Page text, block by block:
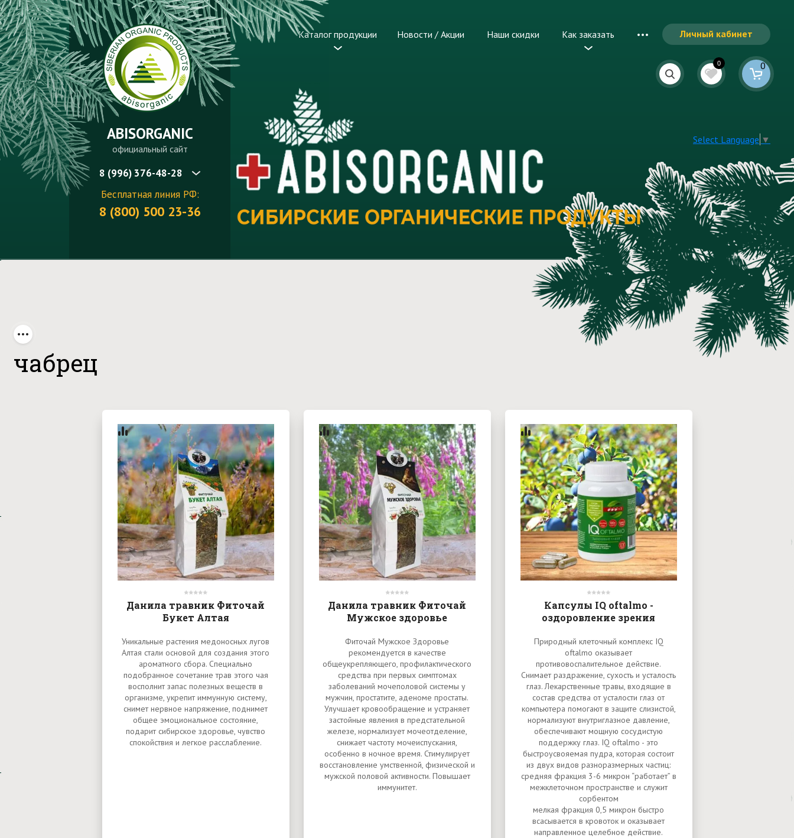
ABISORGANIC
официальный сайт
8 (996) 376-48-28
Бесплатная линия РФ:
8 (800) 500 23-36
Каталог продукции Новости / Акции Наши скидки Как заказать Личный кабинет
0 0
Select Language ▼
чабрец
чабрец
Данила травник Фиточай
Букет Алтая
Уникальные растения медоносных лугов
Алтая стали основой для создания этого
ароматного сбора. Специально
подобранное сочетание трав этого чая
восполнит запас полезных веществ в
организме, укрепит иммунную систему,
снимет нервное напряжение, поднимет
общее эмоциональное состояние,
подарит сибирское здоровье, чувство
спокойствия и легкое расслабление.
Данила травник Фиточай
Мужское здоровье
Фиточай Мужское Здоровье
рекомендуется в качестве
общеукрепляющего, профилактического
средства при первых симптомах
заболеваний мочеполовой системы у
мужчин, простатите, аденоме простаты.
Улучшает кровообращение и устраняет
застойные явления в предстательной
железе, нормализует мочеотделение,
снижает частоту мочеиспускания,
особенно в ночное время. Стимулирует
восстановление умственной, физической и
мужской половой активности. Повышает
иммунитет.
Капсулы IQ oftalmo -
оздоровление зрения
Природный клеточный комплекс IQ
oftalmo оказывает
противовоспалительное действие.
Снимает раздражение, сухость и усталость
глаз. Лекарственные травы, входящие в
состав средства от усталости глаз от
компьютера помогают в защите слизистой,
нормализуют внутриглазное давление,
обеспечивают мощную сосудистую
поддержку глаз. IQ oftalmo - это
быстроусвояемая пудра, которая состоит
из двух видов разноразмерных частиц:
средняя фракция 3-6 микрон “работает” в
межклеточном пространстве и служит
сорбентом
мелкая фракция 0,5 микрон быстро
всасывается в кровоток и оказывает
направленное целебное действие.